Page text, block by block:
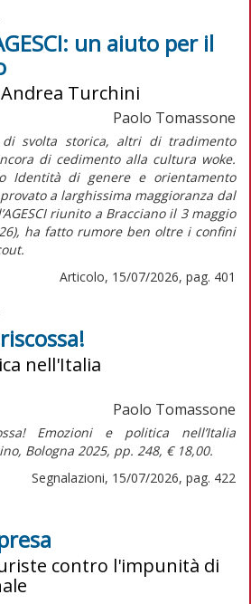
un aiuto per il
Turchini
Paolo Tomassone
svolta storica, altri di tradimento
di cedimento alla cultura woke.
Identità di genere e orientamento
a larghissima maggioranza dal
riunito a Bracciano il 3 maggio
ha fatto rumore ben oltre i confini
Articolo, 15/07/2026, pag. 401
nell'Italia
Paolo Tomassone
Emozioni e politica nell’Italia
Bologna 2025, pp. 248, € 18,00.
Segnalazioni, 15/07/2026, pag. 422
contro l'impunità di